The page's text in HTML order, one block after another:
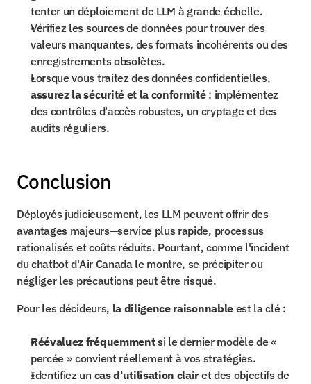
tenter un déploiement de LLM à grande échelle.
Vérifiez les sources de données pour trouver des
valeurs manquantes, des formats incohérents ou des
enregistrements obsolètes.
assurez la sécurité et la conformité : implémentez
des contrôles d'accès robustes, un cryptage et des
audits réguliers.
Conclusion
Déployés judicieusement, les LLM peuvent offrir des
avantages majeurs—service plus rapide, processus
rationalisés et coûts réduits. Pourtant, comme l'incident
du chatbot d'Air Canada le montre, se précipiter ou
négliger les précautions peut être risqué.
Pour les décideurs, la diligence raisonnable est la clé :
Réévaluez fréquemment si le dernier modèle de «
percée » convient réellement à vos stratégies.
Identifiez un cas d'utilisation clair et des objectifs de